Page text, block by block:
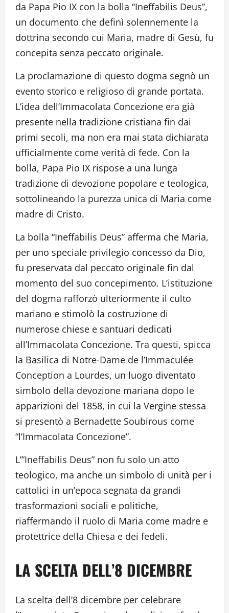
da Papa Pio IX con la bolla “Ineffabilis Deus”,
un documento che definì solennemente la
dottrina secondo cui Maria, madre di Gesù, fu
concepita senza peccato originale.
La proclamazione di questo dogma segnò un
evento storico e religioso di grande portata.
L’idea dell’Immacolata Concezione era già
presente nella tradizione cristiana fin dai
primi secoli, ma non era mai stata dichiarata
ufficialmente come verità di fede. Con la
bolla, Papa Pio IX rispose a una lunga
tradizione di devozione popolare e teologica,
sottolineando la purezza unica di Maria come
madre di Cristo.
La bolla “Ineffabilis Deus” afferma che Maria,
per uno speciale privilegio concesso da Dio,
fu preservata dal peccato originale fin dal
momento del suo concepimento. L’istituzione
del dogma rafforzò ulteriormente il culto
mariano e stimolò la costruzione di
numerose chiese e santuari dedicati
all’Immacolata Concezione. Tra questi, spicca
la Basilica di Notre-Dame de l’Immaculée
Conception a Lourdes, un luogo diventato
simbolo della devozione mariana dopo le
apparizioni del 1858, in cui la Vergine stessa
si presentò a Bernadette Soubirous come
“l’Immacolata Concezione”.
L’”Ineffabilis Deus” non fu solo un atto
teologico, ma anche un simbolo di unità per i
cattolici in un’epoca segnata da grandi
trasformazioni sociali e politiche,
riaffermando il ruolo di Maria come madre e
protettrice della Chiesa e dei fedeli.
LA SCELTA DELL’8 DICEMBRE
La scelta dell’8 dicembre per celebrare